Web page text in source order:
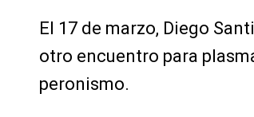
El 17 de marzo, Diego
otro encuentro para
peronismo.